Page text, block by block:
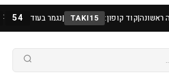
|קוד קופון: TAKI15
|נגמר בעוד : 53